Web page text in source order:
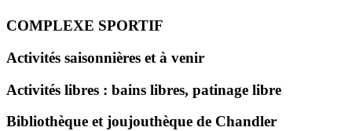
COMPLEXE SPORTIF
Activités saisonnières et à venir
Activités libres : bains libres, patinage libre
Bibliothèque et joujouthèque de Chandler